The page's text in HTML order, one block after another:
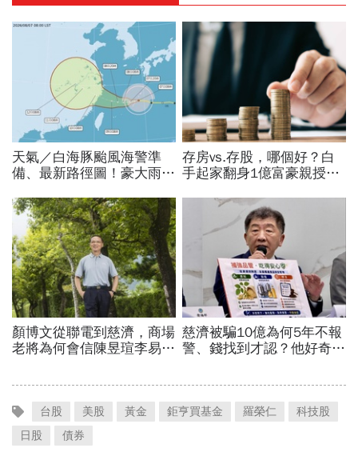
台股 美股 黃金 鉅亨買基金 羅榮仁
科技股
日股
債券